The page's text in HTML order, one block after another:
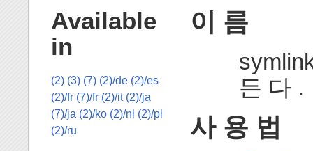
이 름
든 다 .
사 용 법
Available
in
(2) (3) (7) (2)/de (2)/es
(2)/fr (7)/fr (2)/it (2)/ja
(7)/ja (2)/ko (2)/nl (2)/pl
(2)/ru